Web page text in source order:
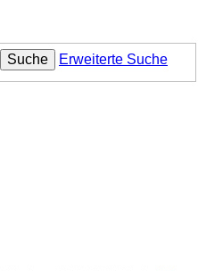
Suche
Erweiterte Suche